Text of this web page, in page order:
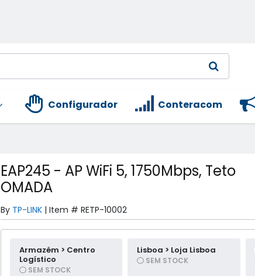
Conteracom
Configurador
EAP245 - AP WiFi 5, 1750Mbps, Teto
OMADA
By TP-LINK | Item # RETP-10002
Armazém > Centro
Logístico
SEM STOCK
Lisboa > Loja Lisboa
SEM STOCK